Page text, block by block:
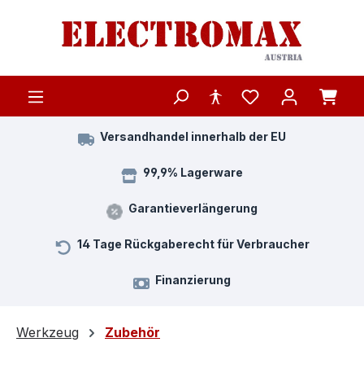
Zum Hauptinhalt springen
Versandhandel innerhalb der EU
99,9% Lagerware
Garantieverlängerung
14 Tage Rückgaberecht für Verbraucher
Finanzierung
Werkzeug Zubehör